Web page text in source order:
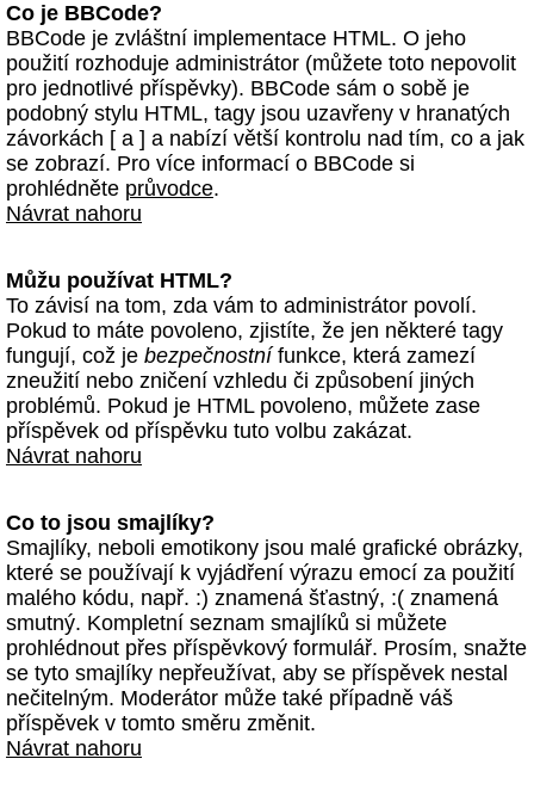
Co je BBCode?
BBCode je zvláštní implementace HTML. O jeho
použití rozhoduje administrátor (můžete toto nepovolit
pro jednotlivé příspěvky). BBCode sám o sobě je
podobný stylu HTML, tagy jsou uzavřeny v hranatých
závorkách [ a ] a nabízí větší kontrolu nad tím, co a jak
se zobrazí. Pro více informací o BBCode si
prohlédněte průvodce.
Návrat nahoru
Můžu používat HTML?
To závisí na tom, zda vám to administrátor povolí.
Pokud to máte povoleno, zjistíte, že jen některé tagy
fungují, což je bezpečnostnífunkce, která zamezí
zneužití nebo zničení vzhledu či způsobení jiných
problémů. Pokud je HTML povoleno, můžete zase
příspěvek od příspěvku tuto volbu zakázat.
Návrat nahoru
Co to jsou smajlíky?
Smajlíky, neboli emotikony jsou malé grafické obrázky,
které se používají k vyjádření výrazu emocí za použití
malého kódu, např. :) znamená šťastný, :( znamená
smutný. Kompletní seznam smajlíků si můžete
prohlédnout přes příspěvkový formulář. Prosím, snažte
se tyto smajlíky nepřeužívat, aby se příspěvek nestal
nečitelným. Moderátor může také případně váš
příspěvek v tomto směru změnit.
Návrat nahoru